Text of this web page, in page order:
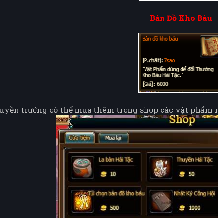
Bản Đồ Kho Báu
trưởng có thể mua thêm trong shop các vật phẩm